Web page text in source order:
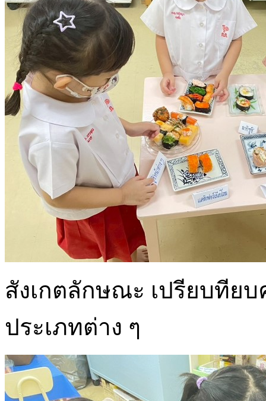
สังเกตลักษณะ เปรียบทีย
ประเภทต่าง ๆ